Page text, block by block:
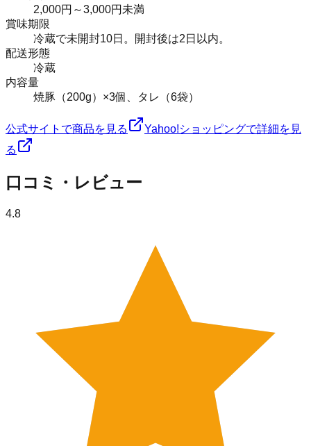
2,000円～3,000円未満
賞味期限
冷蔵で未開封10日。開封後は2日以内。
配送形態
冷蔵
内容量
焼豚（200g）×3個、タレ（6袋）
公式サイトで商品を見る
Yahoo!ショッピングで詳細を見
る
口コミ・レビュー
4.8